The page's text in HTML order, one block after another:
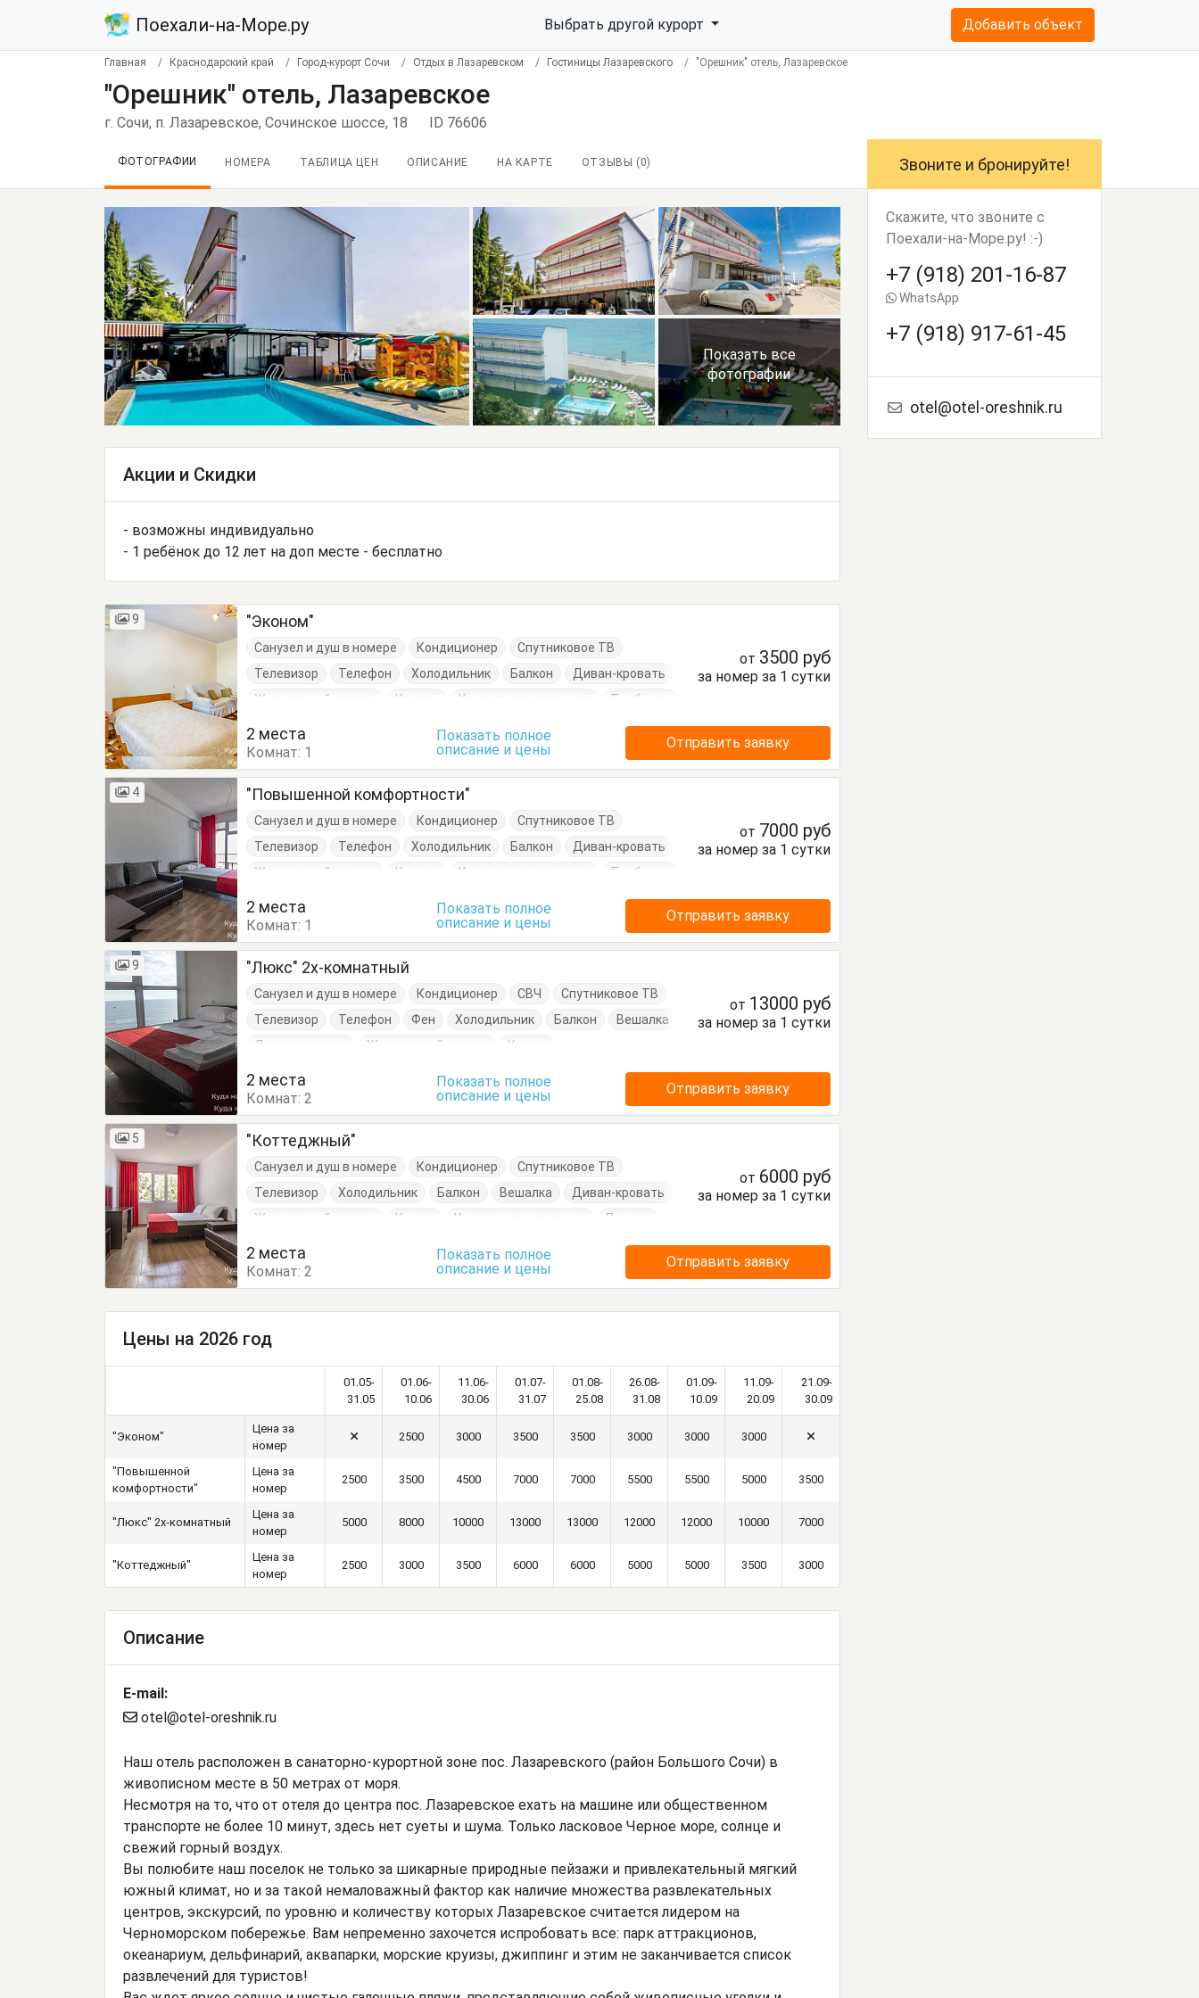
Поехали-на-Море.ру Выбрать другой курорт Добавить объект
Главная Краснодарский край Город-курорт Сочи Отдых в Лазаревском Гостиницы Лазаревского "Орешник" отель, Лазаревское
"Орешник" отель, Лазаревское
г. Сочи, п. Лазаревское, Сочинское шоссе, 18 ID 76606
ФОТОГРАФИИ НОМЕРА ТАБЛИЦА ЦЕН ОПИСАНИЕ НА КАРТЕ ОТЗЫВЫ ( 0)
Показать все
фотографии
Акции и Скидки
- возможны индивидуально
- 1 ребёнок до 12 лет на доп месте - бесплатно
9 "Эконом"
Санузел и душ в номере Кондиционер
Спутниковое ТВ
Телевизор
Телефон Холодильник Балкон
Диван-кровать
Журнальный столик
Кресло Кровать двуспальная
Тумбочки
от 3500 руб
за номер за 1 сутки
2 места
Комнат: 1
Показать полное
описание и цены
Отправить заявку
4 "Повышенной комфортности"
Санузел и душ в номере Кондиционер
Спутниковое ТВ
Телевизор
Телефон Холодильник Балкон
Диван-кровать
Журнальный столик
Кресло Кровать двуспальная
Тумбочки
от 7000 руб
за номер за 1 сутки
2 места
Комнат: 1
Показать полное
описание и цены
Отправить заявку
9 "Люкс" 2х-комнатный
Санузел и душ в номере Кондиционер СВЧ
Спутниковое ТВ
Телевизор
Телефон Фен Холодильник Балкон
Вешалка
Диван-кровать
Журнальный столик
Комод
Шкаф
от 13000 руб
за номер за 1 сутки
2 места
Комнат:2
Показать полное
описание и цены
Отправить заявку
5 "Коттеджный"
Санузел и душ в номере Кондиционер
Спутниковое ТВ
Телевизор
Холодильник Балкон Вешалка
Диван-кровать
Журнальный столик
Комод Кровать двуспальная
Посуда
от 6000 руб
за номер за 1 сутки
2 места
Комнат:2
Показать полное
описание и цены
Отправить заявку
Цены на 2026 год
01.05-
31.05
01.06-
10.06
11.06-
30.06
01.07-
31.07
01.08-
25.08
26.08-
31.08
01.09-
10.09
11.09-
20.09
21.09-
30.09
"Эконом"
Цена за
номер
2500 3000 3500 3500 3000 3000 3000
"Повышенной
комфортности"
Цена за
номер
2500 3500 4500 7000 7000 5500 5500 5000 3500
"Люкс" 2х-комнатный
Цена за
номер
5000 8000 10000 13000 13000 12000 12000 10000 7000
"Коттеджный"
Цена за
номер
2500 3000 3500 6000 6000 5000 5000 3500 3000
Описание
E-mail:
otel@otel-oreshnik.ru
Наш отель расположен в санаторно-курортной зоне пос. Лазаревского (район Большого Сочи) в
живописном месте в 50 метрах от моря.
Несмотря на то, что от отеля до центра пос. Лазаревское ехать на машине или общественном
транспорте не более 10 минут, здесь нет суеты и шума. Только ласковое Черное море, солнце и
свежий горный воздух.
Вы полюбите наш поселок не только за шикарные природные пейзажи и привлекательный мягкий
южный климат, но и за такой немаловажный фактор как наличие множества развлекательных
центров, экскурсий, по уровню и количеству которых Лазаревское считается лидером на
Черноморском побережье. Вам непременно захочется испробовать все: парк аттракционов,
океанариум, дельфинарий, аквапарки, морские круизы, джиппинг и этим не заканчивается список
развлечений для туристов!
Звоните и бронируйте!
Скажите, что звоните с
Поехали-на-Море.ру! :-)
+7 (918) 201-16-87
WhatsApp
+7 (918) 917-61-45
otel@otel-oreshnik.ru